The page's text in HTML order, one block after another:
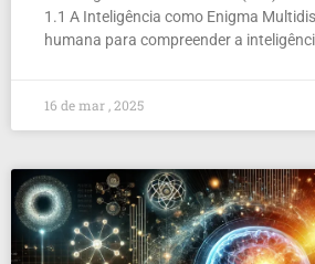
1.1 A Inteligência como Enigma
humana para compreender a
16 de mar , 2025